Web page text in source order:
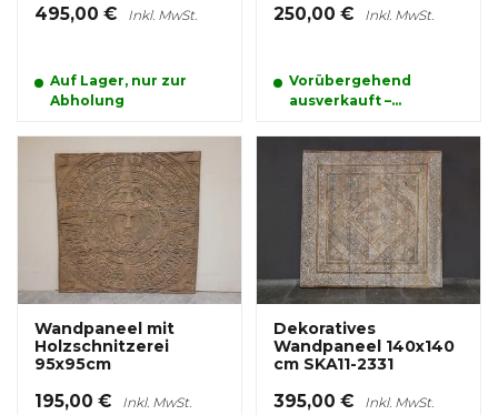
495,00 € Inkl. MwSt.
Auf Lager, nur zur
Abholung
250,00 € Inkl. MwSt.
Vorübergehend
ausverkauft –
reservieren Sie Ihr
Produkt schon jetzt
Wandpaneel mit
Holzschnitzerei
95x95cm
195,00 € Inkl. MwSt.
Dekoratives
Wandpaneel 140x140
cm SKA11-2331
395,00 € Inkl. MwSt.